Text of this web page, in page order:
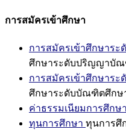
การสมัครเข้าศึกษา
การสมัครเข้าศึกษาร
ศึกษาระดับปริญญาบั
การสมัครเข้าศึกษาร
ศึกษาระดับบัณฑิตศึกษ
ค่าธรรมเนียมการศึกษา
ทุนการศึกษา ทุนการศึ